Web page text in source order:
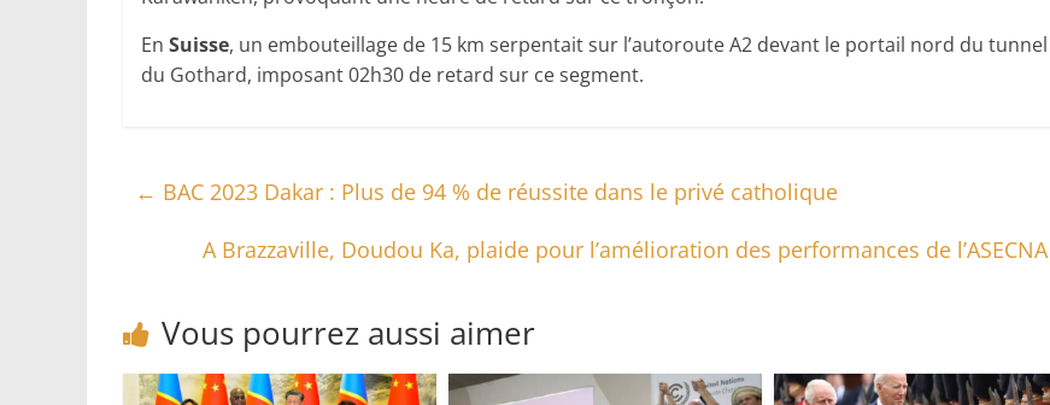
En Suisse, un embouteillage de 15 km serpentait sur l’autoroute A2 devant le portail nord du tunnel
du Gothard, imposant 02h30 de retard sur ce segment.
← BAC 2023 Dakar : Plus de 94 % de réussite dans le privé catholique
A Brazzaville, Doudou Ka, plaide pour l’amélioration des performances de l’ASECNA
Vous pourrez aussi aimer